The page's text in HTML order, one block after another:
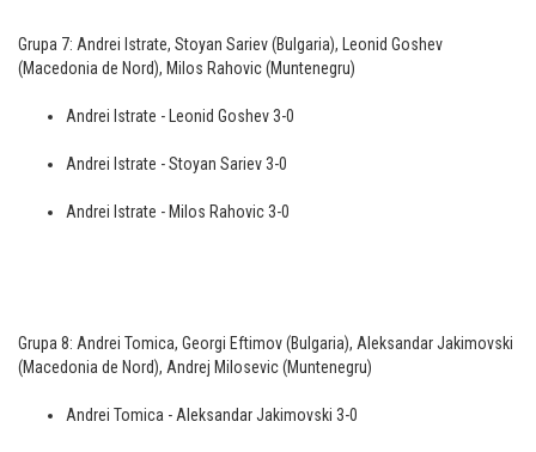
Grupa 7: Andrei Istrate, Stoyan Sariev (Bulgaria), Leonid Goshev
(Macedonia de Nord), Milos Rahovic (Muntenegru)
Andrei Istrate - Leonid Goshev 3-0
Andrei Istrate - Stoyan Sariev 3-0
Andrei Istrate - Milos Rahovic 3-0
Grupa 8: Andrei Tomica, Georgi Eftimov (Bulgaria), Aleksandar Jakimovski
(Macedonia de Nord), Andrej Milosevic (Muntenegru)
Andrei Tomica - Aleksandar Jakimovski 3-0